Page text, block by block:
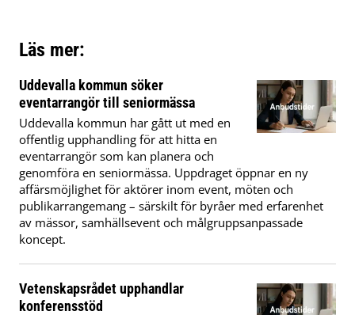
Läs mer:
Uddevalla kommun söker
eventarrangör till seniormässa
Uddevalla kommun har gått ut med en
offentlig upphandling för att hitta en
eventarrangör som kan planera och
genomföra en seniormässa. Uppdraget öppnar en ny
affärsmöjlighet för aktörer inom event, möten och
publikarrangemang – särskilt för byråer med erfarenhet
av mässor, samhällsevent och målgruppsanpassade
koncept.
Vetenskapsrådet upphandlar
konferensstöd